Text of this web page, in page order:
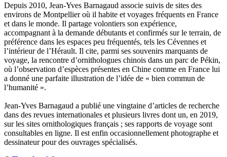
Haegy Jean-Marie
Hafez Kim
Halluin Bruno d’
Hardivilliers Albéric d’
Harvey James
Heimburger Mario
Hervouët Tifenn
Houdaille Christophe
Hussain Fawaz
Hussenet Emmanuel
Jacq Marie-Claire
Jallade Sébastien
Janichon Gérard
Kerouedan Annie
Klein Julie
Depuis 2010, Jean-Yves Barnagaud associe suivis de sites des
environs de Montpellier où il habite et voyages fréquents en France
et dans le monde. Il partage volontiers son expérience,
accompagnant à la demande débutants et confirmés sur le terrain, de
préférence dans les espaces peu fréquentés, tels les Cévennes et
l’intérieur de l’Hérault. Il cite, parmi ses souvenirs marquants de
voyage, la rencontre d’ornithologues chinois dans un parc de Pékin,
où l’observation d’espèces présentes en Chine comme en France lui
a donné une parfaite illustration de l’idée de « bien commun de
l’humanité ».
Jean-Yves Barnagaud a publié une vingtaine d’articles de recherche
dans des revues internationales et plusieurs livres dont un, en 2019,
sur les sites ornithologiques français ; ses rapports de voyage sont
consultables en ligne. Il est enfin occasionnellement photographe et
dessinateur pour des ouvrages spécialisés.